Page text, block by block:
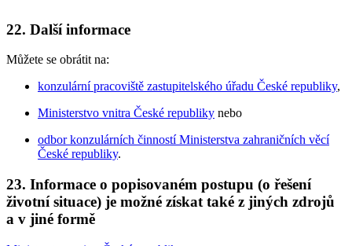
22. Další informace
Můžete se obrátit na:
konzulární pracoviště zastupitelského úřadu České republiky,
Ministerstvo vnitra České republiky nebo
odbor konzulárních činností Ministerstva zahraničních věcí
České republiky.
23. Informace o popisovaném postupu (o řešení
životní situace) je možné získat také z jiných zdrojů
a v jiné formě